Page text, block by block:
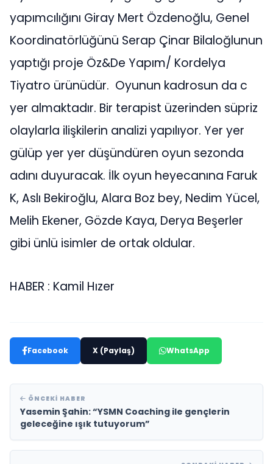
yapımcılığını Giray Mert Özdenoğlu, Genel
Koordinatörlüğünü Serap Çinar Bilaloğlunun
yaptığı proje Öz&De Yapım/ Kordelya
Tiyatro ürünüdür. Oyunun kadrosun da c
yer almaktadır. Bir terapist üzerinden süpriz
olaylarla ilişkilerin analizi yapılıyor. Yer yer
gülüp yer yer düşündüren oyun sezonda
adını duyuracak. İlk oyun heyecanına Faruk
K, Aslı Bekiroğlu, Alara Boz bey, Nedim Yücel,
Melih Ekener, Gözde Kaya, Derya Beşerler
gibi ünlü isimler de ortak oldular.
HABER : Kamil Hızer
Facebook X (Paylaş) WhatsApp
ÖNCEKI HABER
Yasemin Şahin: “YSMN Coaching ile gençlerin
geleceğine ışık tutuyorum”